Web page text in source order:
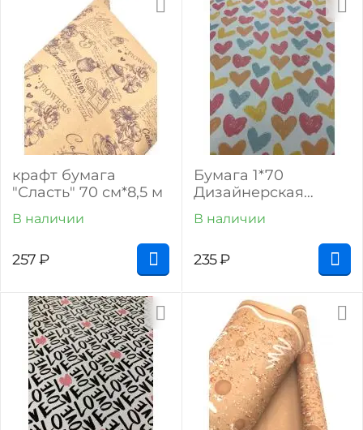
крафт бумага
"Сласть" 70 см*8,5 м
В наличии
257₽
Бумага 1*70
Дизайнерская
бумага "Меловые
сердца" 78г/м2
В наличии
235₽